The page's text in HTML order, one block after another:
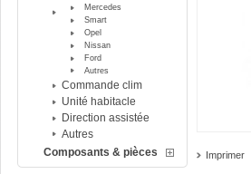
Mercedes
Smart
Opel
Nissan
Ford
Autres
Commande clim
Unité habitacle
Direction assistée
Autres
Composants & pièces
Imprimer